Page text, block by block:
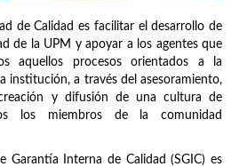
de Calidad es facilitar el desarrollo de
de la UPM y apoyar a los agentes que
aquellos procesos orientados a la
institución, a través del asesoramiento,
y difusión de una cultura de
los miembros de la comunidad
Garantía Interna de Calidad (SGIC) es